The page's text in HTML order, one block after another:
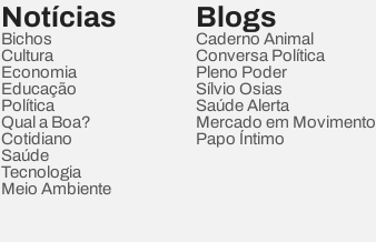
Notícias
Bichos
Cultura
Economia
Educação
Política
Qual a Boa?
Cotidiano
Saúde
Tecnologia
Meio Ambiente
Blogs
Caderno Animal
Conversa Política
Pleno Poder
Sílvio Osias
Saúde Alerta
Mercado em Movimento
Papo Íntimo